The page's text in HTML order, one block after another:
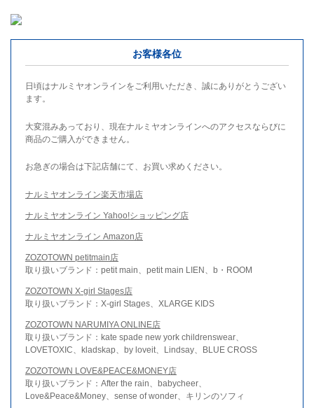
お客様各位
日頃はナルミヤオンラインをご利用いただき、誠にありがとうござい
ます。
大変混みあっており、現在ナルミヤオンラインへのアクセスならびに
商品のご購入ができません。
お急ぎの場合は下記店舗にて、お買い求めください。
ナルミヤオンライン楽天市場店
ナルミヤオンライン Yahoo!ショッピング店
ナルミヤオンライン Amazon店
ZOZOTOWN petitmain店
取り扱いブランド：petit main、petit main LIEN、b・ROOM
ZOZOTOWN X-girl Stages店
取り扱いブランド：X-girl Stages、XLARGE KIDS
ZOZOTOWN NARUMIYA ONLINE店
取り扱いブランド：kate spade new york childrenswear、
LOVETOXIC、kladskap、by loveit、Lindsay、BLUE CROSS
ZOZOTOWN LOVE&PEACE&MONEY店
取り扱いブランド：After the rain、babycheer、
Love&Peace&Money、sense of wonder、キリンのソフィ